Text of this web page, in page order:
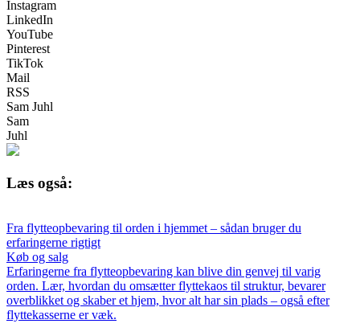
Instagram
LinkedIn
YouTube
Pinterest
TikTok
Mail
RSS
Sam Juhl
Sam
Juhl
Læs også:
Fra flytteopbevaring til orden i hjemmet – sådan bruger du
erfaringerne rigtigt
Køb og salg
Erfaringerne fra flytteopbevaring kan blive din genvej til varig
orden. Lær, hvordan du omsætter flyttekaos til struktur, bevarer
overblikket og skaber et hjem, hvor alt har sin plads – også efter
flyttekasserne er væk.